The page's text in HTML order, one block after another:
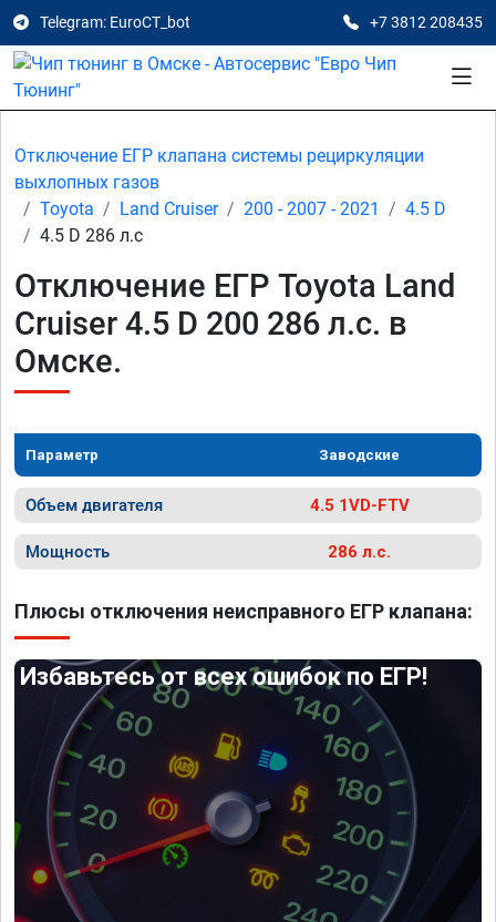
Telegram: EuroCT_bot +7 3812 208435
Отключение ЕГР клапана системы рециркуляции
выхлопных газов
Toyota
Land Cruiser 200 - 2007 - 2021
4.5 D
4.5 D 286 л.с
Отключение ЕГР Toyota Land
Cruiser 4.5 D 200 286 л.с. в
Омске.
Параметр Заводские
Объем двигателя 4.5 1VD-FTV
Мощность 286 л.с.
Плюсы отключения неисправного ЕГР клапана:
Избавьтесь от всех ошибок по ЕГР!